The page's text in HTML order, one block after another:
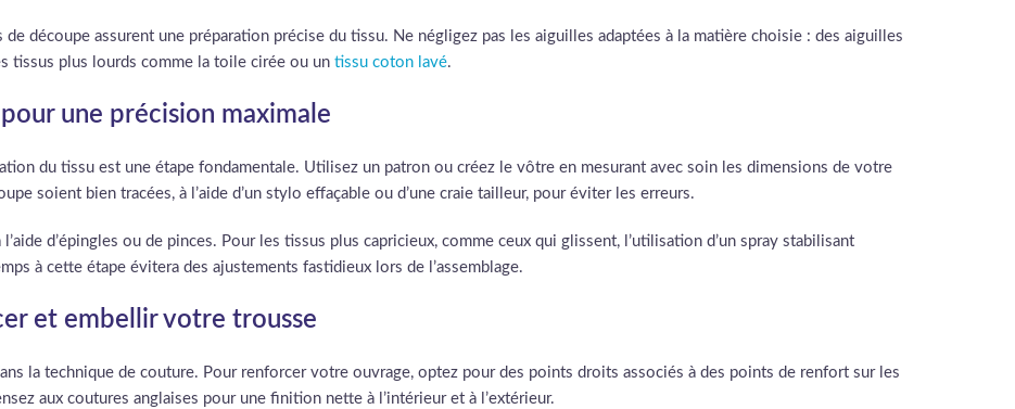
découpe assurent une préparation précise du tissu. Ne négligez pas les aiguilles adaptées à la matière choisie : des aiguilles
tissus plus lourds comme la toile cirée ou un tissu coton lavé.
une précision maximale
du tissu est une étape fondamentale. Utilisez un patron ou créez le vôtre en mesurant avec soin les dimensions de votre
soient bien tracées, à l’aide d’un stylo effaçable ou d’une craie tailleur, pour éviter les erreurs.
d’épingles ou de pinces. Pour les tissus plus capricieux, comme ceux qui glissent, l’utilisation d’un spray stabilisant
à cette étape évitera des ajustements fastidieux lors de l’assemblage.
et embellir votre trousse
la technique de couture. Pour renforcer votre ouvrage, optez pour des points droits associés à des points de renfort sur les
aux coutures anglaises pour une finition nette à l’intérieur et à l’extérieur.